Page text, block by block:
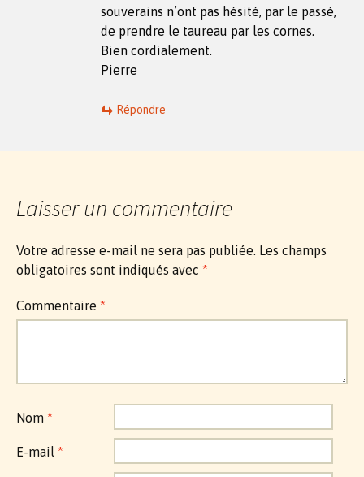
souverains n’ont pas hésité, par le passé,
de prendre le taureau par les cornes.
Bien cordialement.
Pierre
Répondre
Laisser un commentaire
Votre adresse e-mail ne sera pas publiée. Les champs
obligatoires sont indiqués avec *
Commentaire *
Nom *
E-mail *